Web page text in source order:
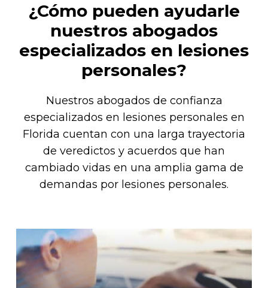
¿Cómo pueden ayudarle
nuestros abogados
especializados en lesiones
personales?
Nuestros abogados de confianza
especializados en lesiones personales en
Florida cuentan con una larga trayectoria
de veredictos y acuerdos que han
cambiado vidas en una amplia gama de
demandas por lesiones personales.